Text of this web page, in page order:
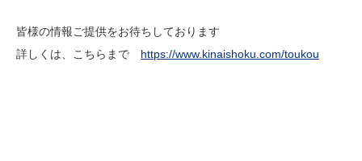
皆様の情報ご提供をお待ちしております
詳しくは、こちらまで https://www.kinaishoku.com/toukou